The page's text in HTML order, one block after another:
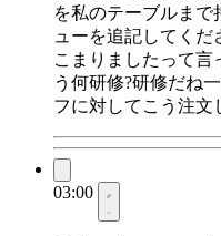
を私のテーブルまで
ューを追記してく
こまりましたって言
う何研修?研修だね
フに対してこう注文
03:00